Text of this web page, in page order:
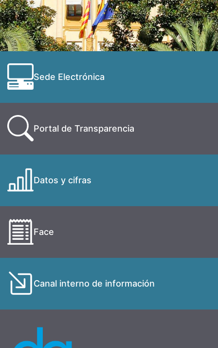
Sede Electrónica
Portal de Transparencia
Datos y cifras
Face
Canal interno de información